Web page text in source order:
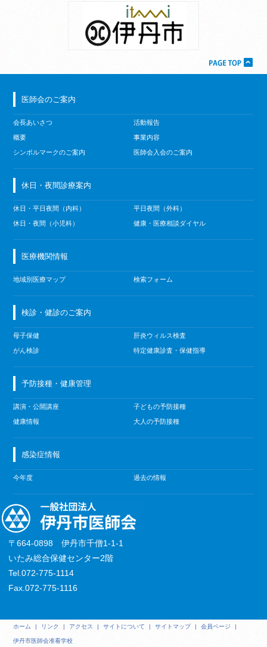
医師会のご案内
会長あいさつ
概要
シンボルマークのご案内
活動報告
事業内容
医師会入会のご案内
休日・夜間診療案内
休日・平日夜間（内科）
休日・夜間（小児科）
平日夜間（外科）
健康・医療相談ダイヤル
医療機関情報
地域別医療マップ 検索フォーム
検診・健診のご案内
母子保健
がん検診
肝炎ウィルス検査
特定健康診査・保健指導
予防接種・健康管理
講演・公開講座
健康情報
子どもの予防接種
大人の予防接種
感染症情報
今年度 過去の情報
〒664-0898 伊丹市千僧1-1-1
いたみ総合保健センター2階
Tel.072-775-1114
Fax.072-775-1116
ホーム | リンク | アクセス | サイトについて | サイトマップ | 会員ページ |
伊丹市医師会准看学校